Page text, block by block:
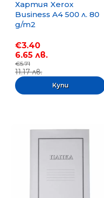
Хартия Xerox
Business A4 500 л. 80
g/m2
€3.40
6.65 лв.
€5.71
11.17 лв.